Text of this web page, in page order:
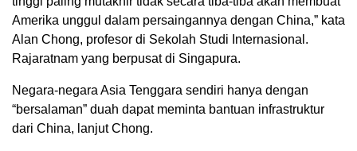
Amerika unggul dalam persaingannya dengan China,” kata
Alan Chong, profesor di Sekolah Studi Internasional.
Rajaratnam yang berpusat di Singapura.
Negara-negara Asia Tenggara sendiri hanya dengan
“bersalaman” duah dapat meminta bantuan infrastruktur
dari China, lanjut Chong.